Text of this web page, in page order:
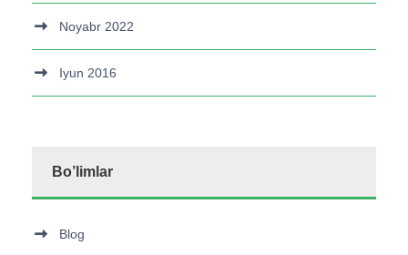
Noyabr 2022
Iyun 2016
Bo’limlar
Blog